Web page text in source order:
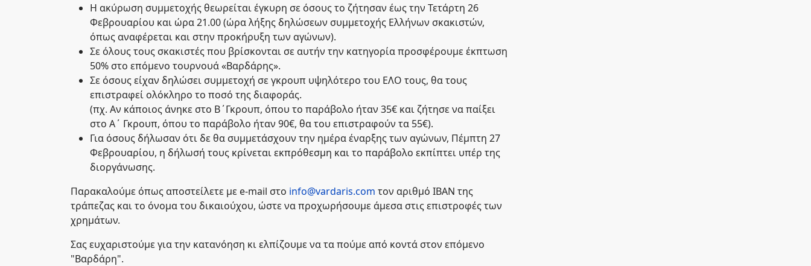
Η ακύρωση συμμετοχής θεωρείται έγκυρη σε όσους το ζήτησαν έως την Τετάρτη 26
Φεβρουαρίου και ώρα 21.00 (ώρα λήξης δηλώσεων συμμετοχής Ελλήνων σκακιστών,
όπως αναφέρεται και στην προκήρυξη των αγώνων).
Σε όλους τους σκακιστές που βρίσκονται σε αυτήν την κατηγορία προσφέρουμε έκπτωση
50% στο επόμενο τουρνουά «Βαρδάρης».
Σε όσους είχαν δηλώσει συμμετοχή σε γκρουπ υψηλότερο του ΕΛΟ τους, θα τους
επιστραφεί ολόκληρο το ποσό της διαφοράς.
(πχ. Αν κάποιος άνηκε στο Β΄Γκρουπ, όπου το παράβολο ήταν 35€ και ζήτησε να παίξει
στο Α΄ Γκρουπ, όπου το παράβολο ήταν 90€, θα του επιστραφούν τα 55€).
Για όσους δήλωσαν ότι δε θα συμμετάσχουν την ημέρα έναρξης των αγώνων, Πέμπτη 27
Φεβρουαρίου, η δήλωσή τους κρίνεται εκπρόθεσμη και το παράβολο εκπίπτει υπέρ της
διοργάνωσης.
Παρακαλούμε όπως αποστείλετε με e-mail στο info@vardaris.com τον αριθμό IBAN της
τράπεζας και το όνομα του δικαιούχου, ώστε να προχωρήσουμε άμεσα στις επιστροφές των
χρημάτων.
Σας ευχαριστούμε για την κατανόηση κι ελπίζουμε να τα πούμε από κοντά στον επόμενο
"Βαρδάρη".